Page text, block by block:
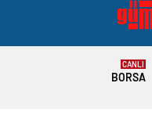
BORSA
CANLI